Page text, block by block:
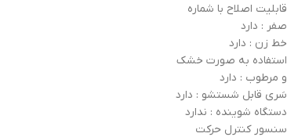
قابلیت اصلاح با شماره
صفر : دارد
خط زن : دارد
استفاده به صورت خشک
و مرطوب : دارد
سَری قابل شستشو : دارد
دستگاه شوینده : ندارد
سنسور کنترل حرکت